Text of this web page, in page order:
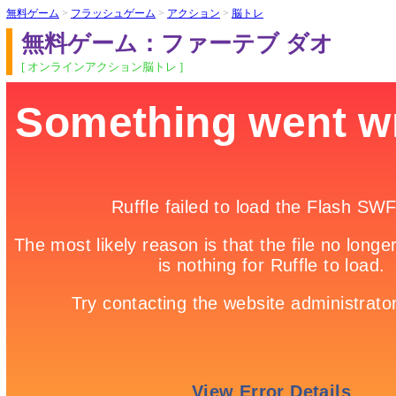
無料ゲーム > フラッシュゲーム > アクション > 脳トレ
無料ゲーム：ファーテブ ダオ
[ オンラインアクション脳トレ ]